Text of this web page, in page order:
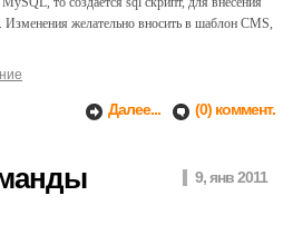
Изменения желательно вносить в шаблон CMS,
Далее... (0) коммент.
9, янв 2011